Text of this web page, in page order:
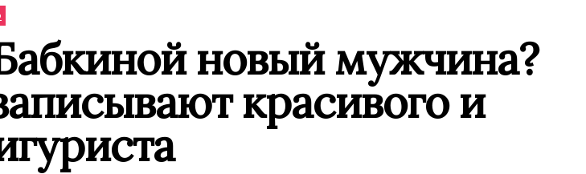
новый мужчина?
красивого и